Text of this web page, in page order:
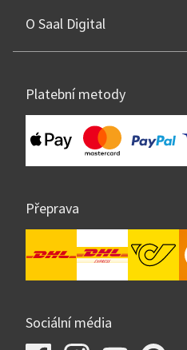
O Saal Digital
Platební metody
Přeprava
Sociální média